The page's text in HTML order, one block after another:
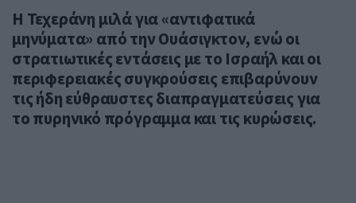
Η Τεχεράνη μιλά για «αντιφατικά
μηνύματα» από την Ουάσιγκτον, ενώ οι
στρατιωτικές εντάσεις με το Ισραήλ και οι
περιφερειακές συγκρούσεις επιβαρύνουν
τις ήδη εύθραυστες διαπραγματεύσεις για
το πυρηνικό πρόγραμμα και τις κυρώσεις.